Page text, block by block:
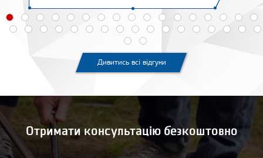
Дивитись всі відгуки
Отримати консультацію безкоштовно